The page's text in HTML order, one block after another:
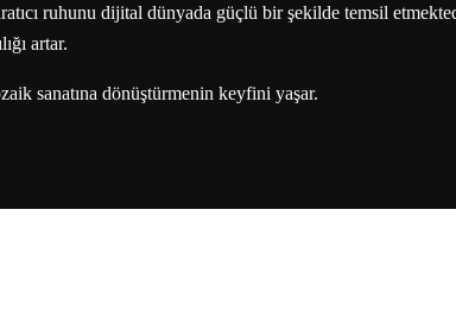
ruhunu dijital dünyada güçlü bir şekilde temsil
artar.
sanatına dönüştürmenin keyfini yaşar.